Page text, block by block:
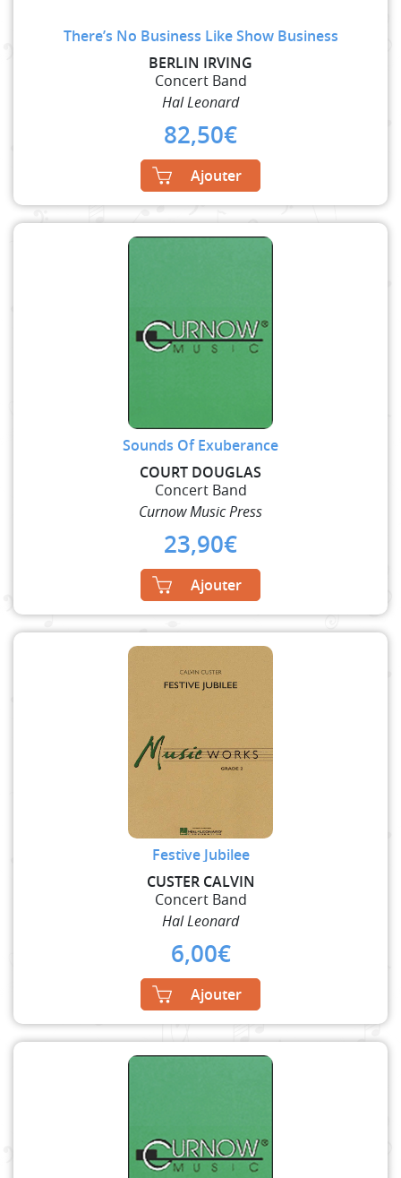
There’s No Business Like Show Business
BERLIN IRVING
Concert Band
Hal Leonard
82,50€
Ajouter
Sounds Of Exuberance
COURT DOUGLAS
Concert Band
Curnow Music Press
23,90€
Ajouter
Festive Jubilee
CUSTER CALVIN
Concert Band
Hal Leonard
6,00€
Ajouter